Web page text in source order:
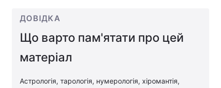
ДОВІДКА
Що варто пам'ятати про цей
матеріал
Астрологія, тарологія, нумерологія, хіромантія,